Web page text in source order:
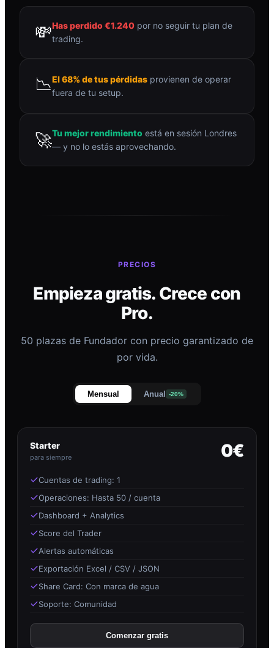
💸Has perdido €1.240 por no seguir tu plan de
trading.
📉El 68% de tus pérdidas provienen de operar
fuera de tu setup.
🚀Tu mejor rendimiento está en sesión Londres
— y no lo estás aprovechando.
PRECIOS
Empieza gratis. Crece con
Pro.
50 plazas de Fundador con precio garantizado de
por vida.
Mensual Anual -20%
Starter
para siempre 0€
Cuentas de trading: 1
Operaciones: Hasta 50 / cuenta
Dashboard + Analytics
Score del Trader
Alertas automáticas
Exportación Excel / CSV / JSON
Share Card: Con marca de agua
Soporte: Comunidad
Comenzar gratis